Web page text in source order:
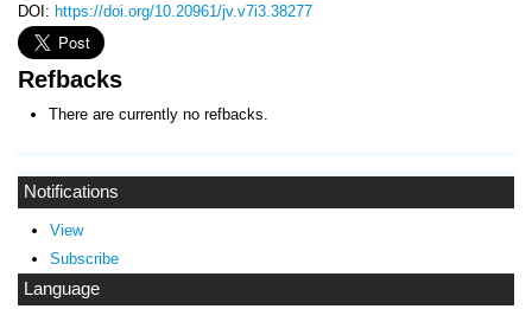
Notifications
View
Subscribe
Language
DOI: https://doi.org/10.20961/jv.v7i3.38277
Refbacks
There are currently no refbacks.